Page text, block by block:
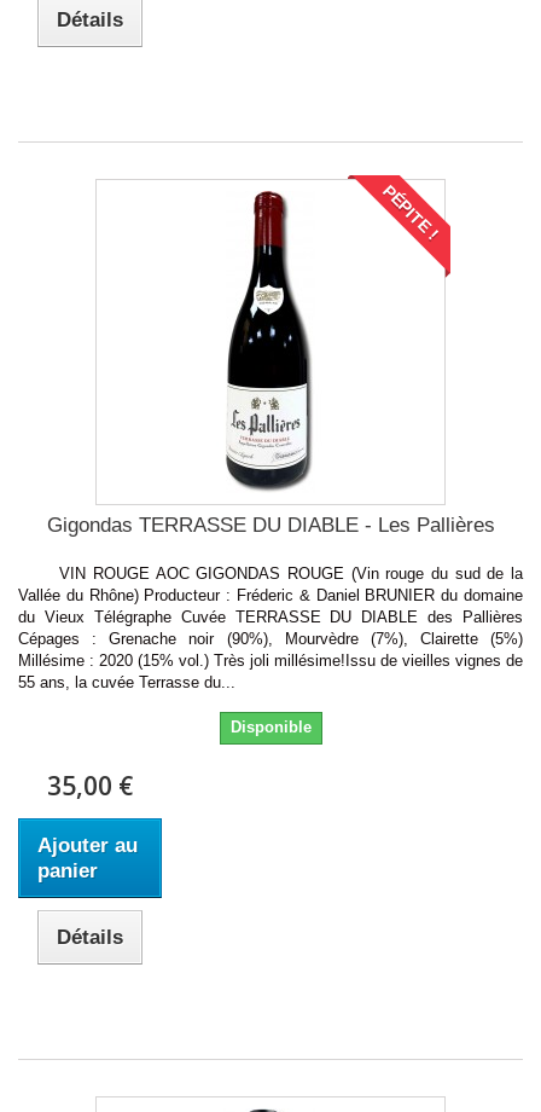
Détails
PÉPITE !
Gigondas TERRASSE DU DIABLE - Les Pallières
VIN ROUGE AOC GIGONDAS ROUGE (Vin rouge du sud de la
Vallée du Rhône) Producteur : Fréderic & Daniel BRUNIER du domaine
du Vieux Télégraphe Cuvée TERRASSE DU DIABLE des Pallières
Cépages : Grenache noir (90%), Mourvèdre (7%), Clairette (5%)
Millésime : 2020 (15% vol.) Très joli millésime!Issu de vieilles vignes de
55 ans, la cuvée Terrasse du...
Disponible
35,00 €
Ajouter au
panier
Détails